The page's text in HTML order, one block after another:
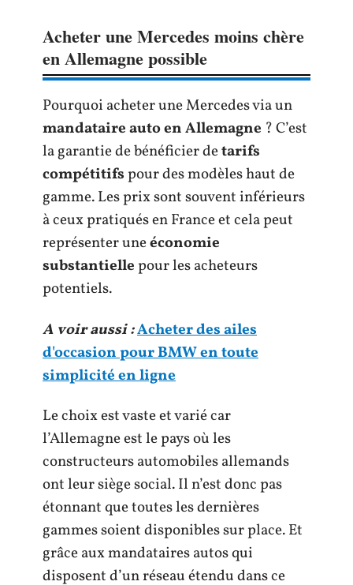
Acheter une Mercedes moins chère
en Allemagne possible
Pourquoi acheter une Mercedes via un
mandataire auto en Allemagne ? C’est
la garantie de bénéficier detarifs
compétitifspour des modèles haut de
gamme. Les prix sont souvent inférieurs
à ceux pratiqués en France et cela peut
représenter uneéconomie
substantiellepour les acheteurs
potentiels.
A voir aussi :Acheter des ailes
d'occasion pour BMW en toute
simplicité en ligne
Le choix est vaste et varié car
l’Allemagne est le pays où les
constructeurs automobiles allemands
ont leur siège social. Il n’est donc pas
étonnant que toutes les dernières
gammes soient disponibles sur place. Et
grâce aux mandataires autos qui
disposent d’un réseau étendu dans ce